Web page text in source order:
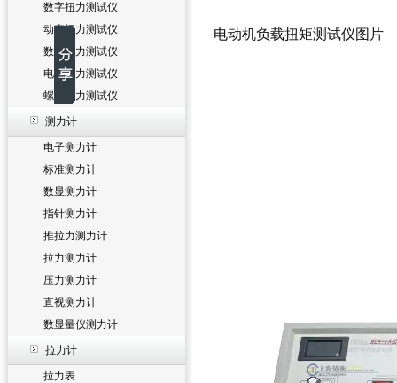
数字扭力测试仪
动态扭力测试仪
数显扭力测试仪
电批扭力测试仪
螺丝扭力测试仪
测力计
电子测力计
标准测力计
数显测力计
指针测力计
推拉力测力计
拉力测力计
压力测力计
直视测力计
数显量仪测力计
拉力计
拉力表
电动机负载扭矩测试仪图片